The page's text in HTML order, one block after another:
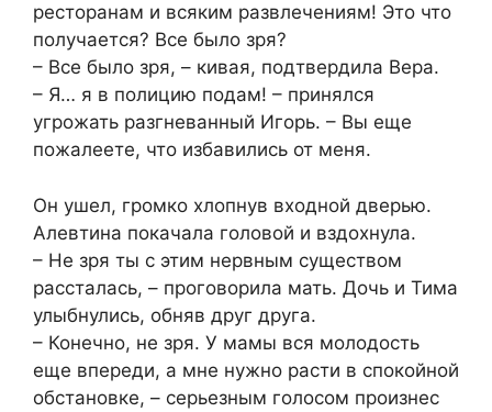
ресторанам и всяким развлечениям! Это что
получается? Все было зря?
– Все было зря, – кивая, подтвердила Вера.
– Я… я в полицию подам! – принялся
угрожать разгневанный Игорь. – Вы еще
пожалеете, что избавились от меня.
Он ушел, громко хлопнув входной дверью.
Алевтина покачала головой и вздохнула.
– Не зря ты с этим нервным существом
рассталась, – проговорила мать. Дочь и Тима
улыбнулись, обняв друг друга.
– Конечно, не зря. У мамы вся молодость
еще впереди, а мне нужно расти в спокойной
обстановке, – серьезным голосом произнес